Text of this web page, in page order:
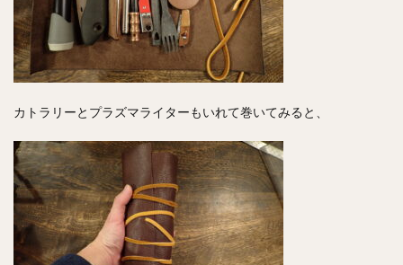
カトラリーとプラズマライターもいれて巻いてみると、